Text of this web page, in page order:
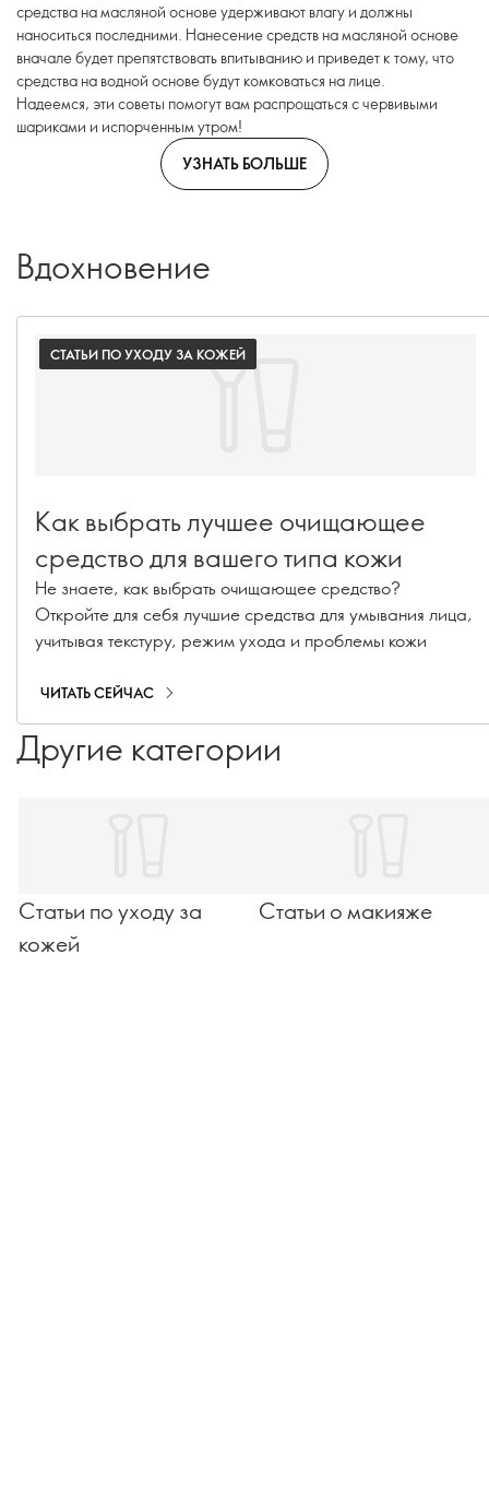
средства на масляной основе удерживают влагу и должны
наноситься последними. Нанесение средств на масляной основе
вначале будет препятствовать впитыванию и приведет к тому, что
средства на водной основе будут комковаться на лице.
Надеемся, эти советы помогут вам распрощаться с червивыми
шариками и испорченным утром!
УЗНАТЬ БОЛЬШЕ
Вдохновение
СТАТЬИ ПО УХОДУ ЗА КОЖЕЙ
Как выбрать лучшее очищающее
средство для вашего типа кожи
Не знаете, как выбрать очищающее средство?
Откройте для себя лучшие средства для умывания лица,
учитывая текстуру, режим ухода и проблемы кожи
ЧИТАТЬ СЕЙЧАС
Другие категории
Статьи по уходу за
кожей
Статьи о макияже